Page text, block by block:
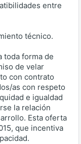
entre
técnico.
toda forma de
de velar
con contrato
as con respeto
e igualdad
la relación
Esta oferta
que incentiva